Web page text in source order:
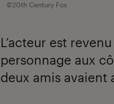
©20th Century Fox
L’acteur est
personnage aux
deux amis avaient